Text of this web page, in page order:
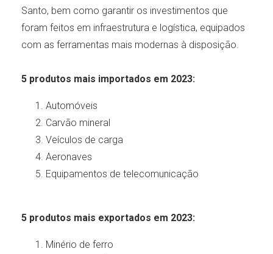
Santo, bem como garantir os investimentos que
foram feitos em infraestrutura e logística, equipados
com as ferramentas mais modernas à disposição.
5 produtos mais importados em 2023:
Automóveis
Carvão mineral
Veículos de carga
Aeronaves
Equipamentos de telecomunicação
5 produtos mais exportados em 2023:
Minério de ferro